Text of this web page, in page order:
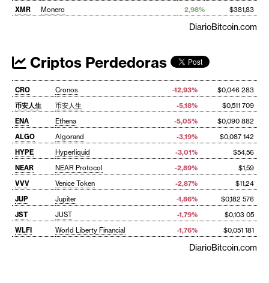
XMR
Monero 2,98% $381,83
DiarioBitcoin.com
Criptos Perdedoras
CRO Cronos -12,93%
$0,046 283
币安人生
币安人生 -5,18%
$0,511 709
ENA
Ethena -5,05%
$0,090 882
ALGO
Algorand -3,19%
$0,087 142
HYPE
Hyperliquid -3,01%
$54,56
NEAR
NEAR Protocol -2,89%
$1,59
VVV
Venice Token -2,87%
$11,24
JUP
Jupiter -1,86%
$0,182 576
JST
JUST -1,79%
$0,103 05
WLFI
World Liberty Financial -1,76% $0,051 181
DiarioBitcoin.com